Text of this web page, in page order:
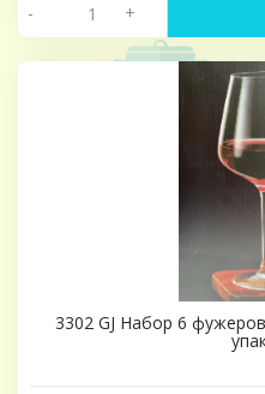
- +
3302 GJ Набор 6